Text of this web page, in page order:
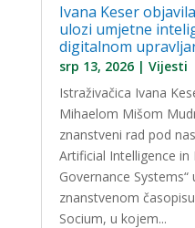
Ivana Keser
ulozi umjetne
digitalnom
srp 13, 2026| Vijesti
Istraživačica Ivana
Mihaelom Mišom
znanstveni rad pod
Artificial Intelligence in
Governance
znanstvenom
Socium, u kojem...